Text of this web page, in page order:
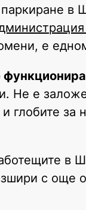
в
е
Не е
глобите за
в
с още